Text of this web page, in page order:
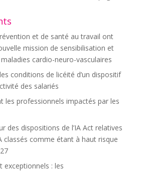
et de santé au travail ont
mission de sensibilisation et
cardio-neuro-vasculaires
conditions de licéité d’un dispositif
des salariés
les professionnels impactés par les
des dispositions de l’IA Act relatives
classés comme étant à haut risque
exceptionnels : les